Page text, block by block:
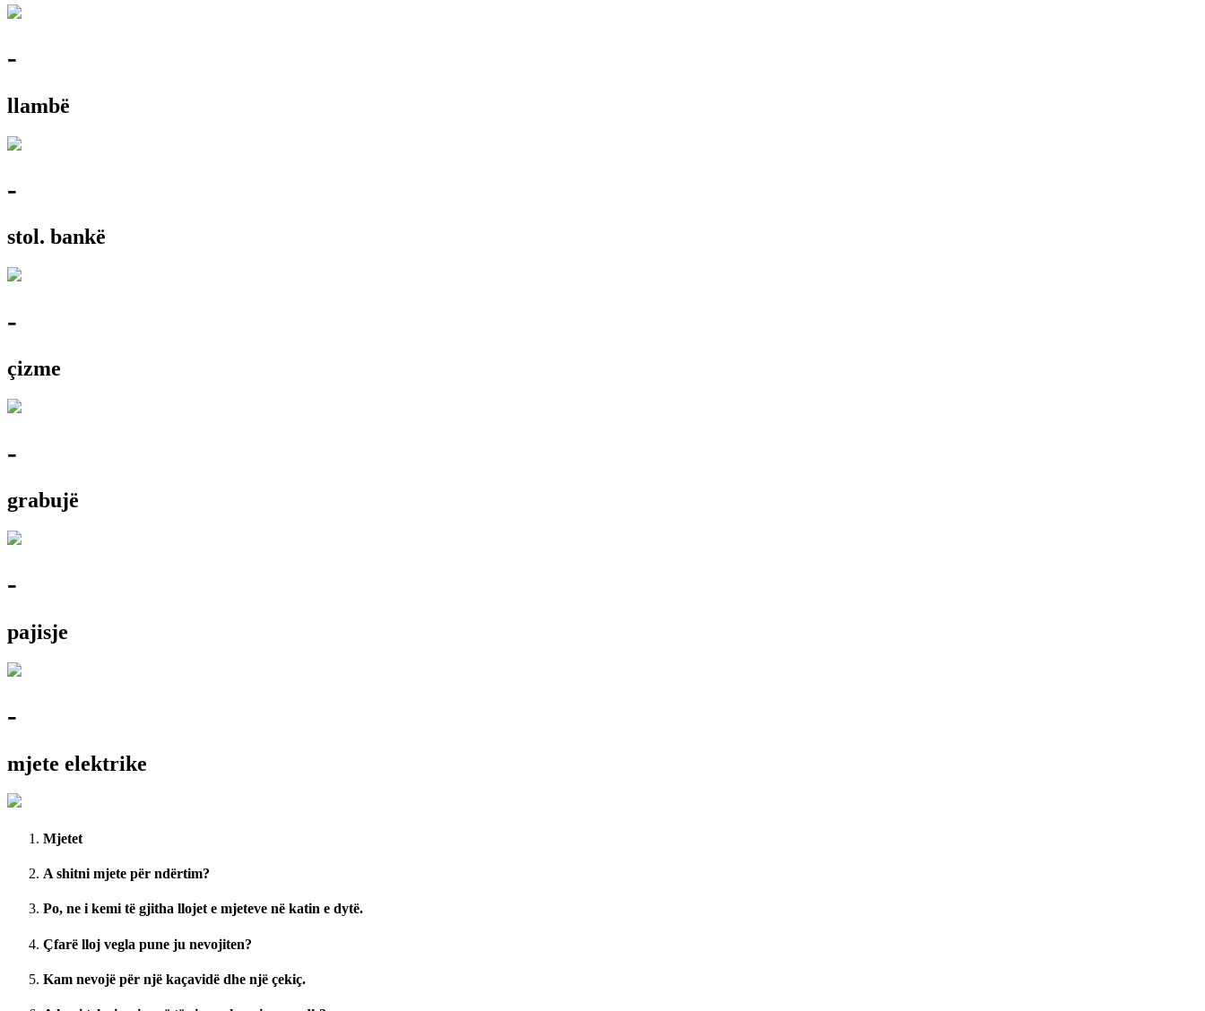
-
llambë
-
stol. bankë
-
çizme
-
grabujë
-
pajisje
-
mjete elektrike
Mjetet
A shitni mjete për ndërtim?
Po, ne i kemi të gjitha llojet e mjeteve në katin e dytë.
Çfarë lloj vegla pune ju nevojiten?
Kam nevojë për një kaçavidë dhe një çekiç.